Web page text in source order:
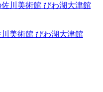
美術館 びわ湖大津館